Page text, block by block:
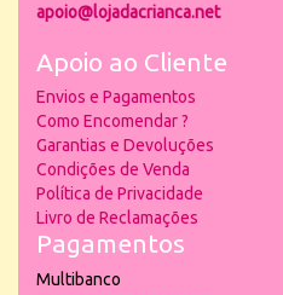
apoio@lojadacrianca.net
Apoio ao Cliente
Envios e Pagamentos
Como Encomendar ?
Garantias e Devoluções
Condições de Venda
Política de Privacidade
Livro de Reclamações
Pagamentos
Multibanco